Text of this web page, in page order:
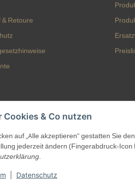
Cookies & Co nutzen
auf „Alle akzeptieren“ gestatten Sie
jederzeit ändern (Fingerabdruck-
.
Datenschutz
Retoure